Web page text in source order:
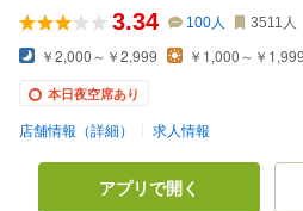
3.34 100人 3511 人
￥2,000～￥2,999 ￥1,000～￥1,999
本日夜空席あり
店舗情報（詳細） 求人情報
アプリで開く